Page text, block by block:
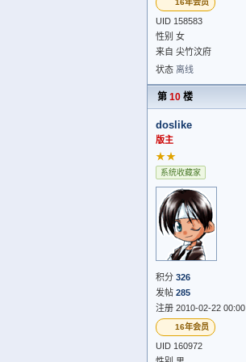
16年会员
UID 158583
性别 女
来自 尖竹汶府
状态 离线
第 10 楼
doslike
版主
★★
系统收藏家
积分 326
发帖 285
注册 2010-02-22 00:00
16年会员
UID 160972